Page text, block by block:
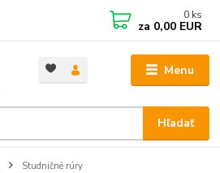
Menu
Hľadať
0 ks
za 0,00 EUR
Studničné rúry